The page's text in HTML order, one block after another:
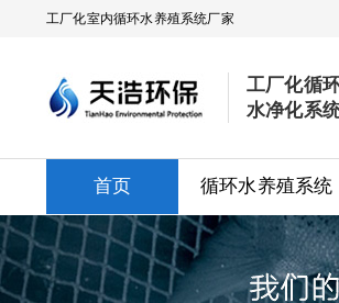
工厂化室内循环水养殖系统厂家
工厂化循
水净化系
首页 循环水养殖系统